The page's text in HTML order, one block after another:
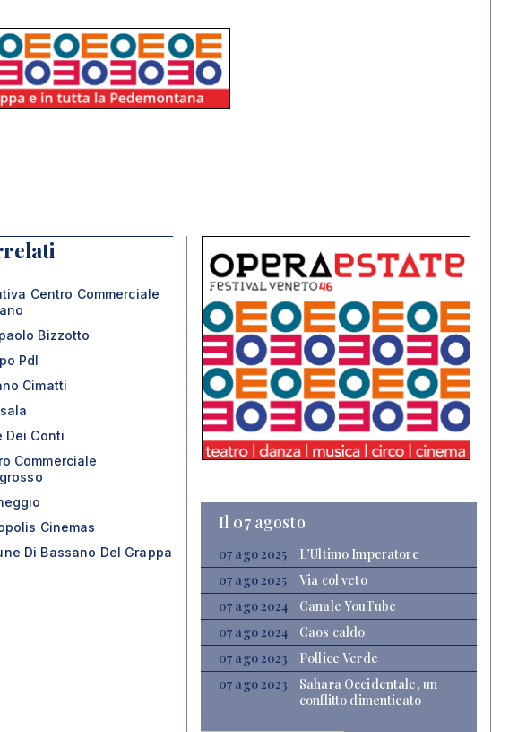
Centro Commerciale
Bizzotto
Pdl
Cimatti
Dei Conti
Commerciale
Cinemas
Di Bassano Del Grappa
Il 07 agosto
07 ago 2025
L’Ultimo Imperatore
07 ago 2025
Via col veto
07 ago 2024
Canale YouTube
07 ago 2024
Caos caldo
07 ago 2023
Pollice Verde
07 ago 2023
Sahara Occidentale, un
conflitto dimenticato